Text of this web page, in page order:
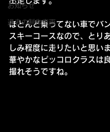
お知らせ
過去の制作車両
ほとんど乗ってない車でバ
スキーコースなので、とり
しみ程度に走りたいと思い
華やかなピッコロクラスは
撮れそうですね。